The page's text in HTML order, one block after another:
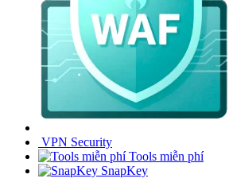
VPN Security
Tools miễn phí
SnapKey